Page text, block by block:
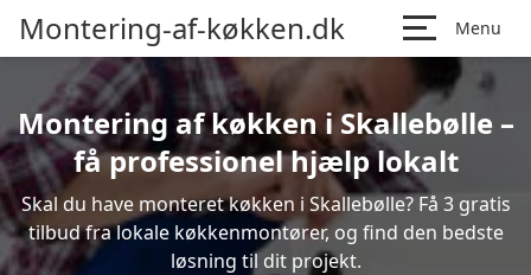
Montering-af-køkken.dk Menu
Montering af køkken i Skallebølle –
få professionel hjælp lokalt
Skal du have monteret køkken i Skallebølle? Få 3 gratis
tilbud fra lokale køkkenmontører, og find den bedste
løsning til dit projekt.